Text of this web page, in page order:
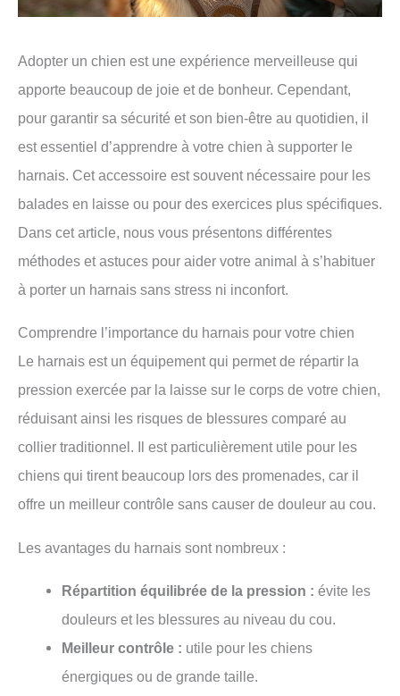
Adopter un chien est une expérience merveilleuse qui
apporte beaucoup de joie et de bonheur. Cependant,
pour garantir sa sécurité et son bien-être au quotidien, il
est essentiel d’apprendre à votre chien à supporter le
harnais. Cet accessoire est souvent nécessaire pour les
balades en laisse ou pour des exercices plus spécifiques.
Dans cet article, nous vous présentons différentes
méthodes et astuces pour aider votre animal à s’habituer
à porter un harnais sans stress ni inconfort.
Comprendre l’importance du harnais pour votre chien
Le harnais est un équipement qui permet de répartir la
pression exercée par la laisse sur le corps de votre chien,
réduisant ainsi les risques de blessures comparé au
collier traditionnel. Il est particulièrement utile pour les
chiens qui tirent beaucoup lors des promenades, car il
offre un meilleur contrôle sans causer de douleur au cou.
Les avantages du harnais sont nombreux :
Répartition équilibrée de la pression : évite les
douleurs et les blessures au niveau du cou.
Meilleur contrôle : utile pour les chiens
énergiques ou de grande taille.